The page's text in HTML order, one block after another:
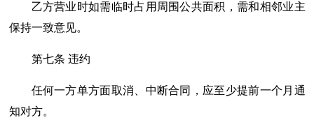
乙方营业时如需临时占用周围公共面积，需和相邻业主
保持一致意见。
第七条 违约
任何一方单方面取消、中断合同，应至少提前一个月通
知对方。